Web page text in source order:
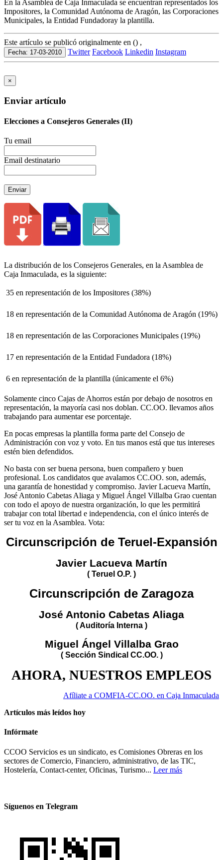
En la Asamblea de Caja Inmaculada se encuentran representados los
Impositores, la Comunidad Autónoma de Aragón, las Corporaciones
Municipales, la Entidad Fundadoray la plantilla.
Este artículo se publicó originalmente en () ,
Fecha: 17-03-2010 Twitter Facebook Linkedin Instagram
×
Enviar artículo
Elecciones a Consejeros Generales (II)
Tu email
Email destinatario
Enviar
La distribución de los Consejeros Generales, en la Asamblea de
Caja Inmaculada, es la siguiente:
 35 en representación de los Impositores (38%)
 18 en representación de la Comunidad Autónoma de Aragón (19%)
 18 en representación de las Corporaciones Municipales (19%)
 17 en representación de la Entidad Fundadora (18%)
 6 en representación de la plantilla (únicamente el 6%)
Solamente cinco Cajas de Ahorros están por debajo de nosotros en
representación, la mayoría casi nos doblan. CC.OO. llevamos años
trabajando para aumentar ese porcentaje.
En pocas empresas la plantilla forma parte del Consejo de
Administración con voz y voto. En tus manos está que tus intereses
estén bien defendidos.
No basta con ser buena persona, buen compañero y buen
profesional. Los candidatos que avalamos CC.OO. son, además,
una garantía de honestidad y compromiso. Javier Lacueva Martín,
José Antonio Cabetas Aliaga y Miguel Ángel Villalba Grao cuentan
con todo el apoyo de nuestra organización, lo que les permitirá
trabajar con total libertad e independencia, con el único interés de
ser tu voz en la Asamblea. Vota:
Circunscripción de Teruel-Expansión
Javier Lacueva Martín
( Teruel O.P. )
Circunscripción de Zaragoza
José Antonio Cabetas Aliaga
( Auditoría Interna )
Miguel Ángel Villalba Grao
( Sección Sindical CC.OO. )
AHORA, NUESTROS EMPLEOS
Afíliate a COMFIA-CC.OO. en Caja Inmaculada
Artículos más leídos hoy
Infórmate
CCOO Servicios es un sindicato, es Comisiones Obreras en los
sectores de Comercio, Financiero, administrativo, de las TIC,
Hostelería, Contact-center, Oficinas, Turismo... Leer más
Síguenos en Telegram